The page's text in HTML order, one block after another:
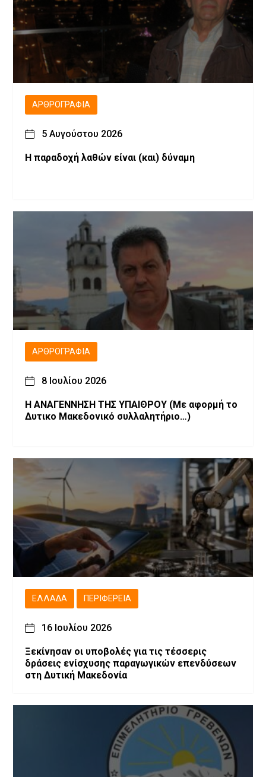
ΑΡΘΡΟΓΡΑΦΊΑ
5 Αυγούστου 2026
H παραδοχή λαθών είναι (και) δύναμη
ΑΡΘΡΟΓΡΑΦΊΑ
8 Ιουλίου 2026
Η ΑΝΑΓΕΝΝΗΣΗ ΤΗΣ ΥΠΑΙΘΡΟΥ (Με αφορμή το
Δυτικο Μακεδονικό συλλαλητήριο…)
ΕΛΛΆΔΑ ΠΕΡΙΦΈΡΕΙΑ
16 Ιουλίου 2026
Ξεκίνησαν οι υποβολές για τις τέσσερις
δράσεις ενίσχυσης παραγωγικών επενδύσεων
στη Δυτική Μακεδονία